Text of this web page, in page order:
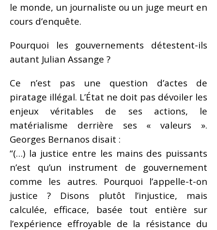
le monde, un journaliste ou un juge meurt en
cours d’enquête.
Pourquoi les gouvernements détestent-ils
autant Julian Assange ?
Ce n’est pas une question d’actes de
piratage illégal. L’État ne doit pas dévoiler les
enjeux véritables de ses actions, le
matérialisme derrière ses « valeurs ».
Georges Bernanos disait :
“(…) la justice entre les mains des puissants
n’est qu’un instrument de gouvernement
comme les autres. Pourquoi l’appelle-t-on
justice ? Disons plutôt l’injustice, mais
calculée, efficace, basée tout entière sur
l’expérience effroyable de la résistance du